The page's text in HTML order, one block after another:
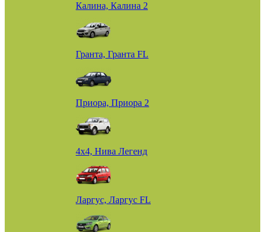
Калина, Калина 2
Гранта, Гранта FL
Приора, Приора 2
4х4, Нива Легенд
Ларгус, Ларгус FL